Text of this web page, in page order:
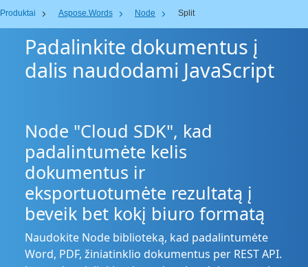
Produktai Aspose.Words Node Split
Padalinkite dokumentus į
dalis naudodami JavaScript
Node "Cloud SDK", kad
padalintumėte kelis
dokumentus ir
eksportuotumėte rezultatą į
beveik bet kokį biuro formatą
Naudokite Node biblioteką, kad padalintumėte
Word, PDF, žiniatinklio dokumentus per REST API.